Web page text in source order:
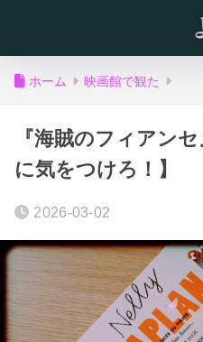
ホーム 映画館で観た
『海賊のフィアン
に気をつけろ！】
2026-03-02